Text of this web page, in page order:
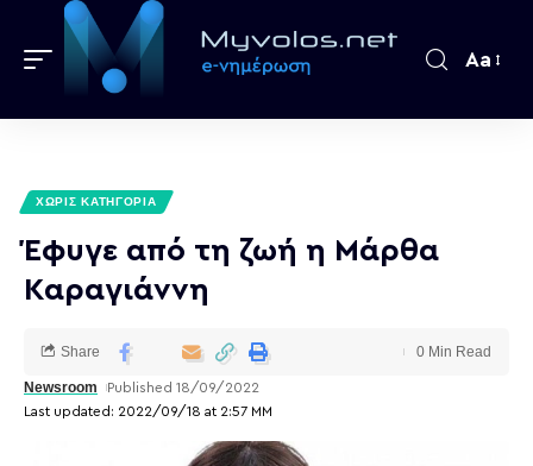
Aa
ΧΩΡΊΣ ΚΑΤΗΓΟΡΊΑ
Έφυγε από τη ζωή η Μάρθα
Καραγιάννη
Last updated: 2022/09/18 at 2:57 ΜΜ
Newsroom Published 18/09/2022
Share 0 Min Read